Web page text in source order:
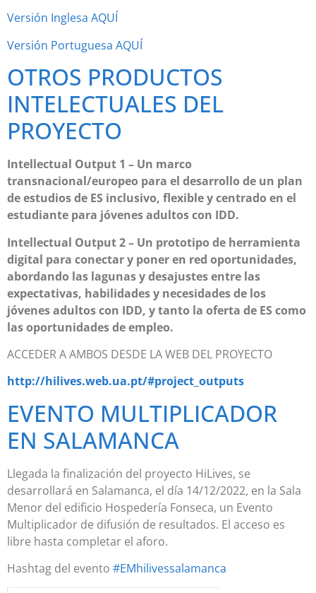
Versión Inglesa AQUÍ
Versión Portuguesa AQUÍ
OTROS PRODUCTOS
INTELECTUALES DEL
PROYECTO
Intellectual Output 1 – Un marco
transnacional/europeo para el desarrollo de un plan
de estudios de ES inclusivo, flexible y centrado en el
estudiante para jóvenes adultos con IDD.
Intellectual Output 2 – Un prototipo de herramienta
digital para conectar y poner en red oportunidades,
abordando las lagunas y desajustes entre las
expectativas, habilidades y necesidades de los
jóvenes adultos con IDD, y tanto la oferta de ES como
las oportunidades de empleo.
ACCEDER A AMBOS DESDE LA WEB DEL PROYECTO
http://hilives.web.ua.pt/#project_outputs
EVENTO MULTIPLICADOR
EN SALAMANCA
Llegada la finalización del proyecto HiLives, se
desarrollará en Salamanca, el día 14/12/2022, en la Sala
Menor del edificio Hospedería Fonseca, un Evento
Multiplicador de difusión de resultados. El acceso es
libre hasta completar el aforo.
Hashtag del evento #EMhilivessalamanca